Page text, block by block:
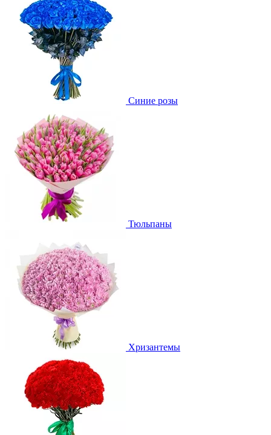
Синие розы
Тюльпаны
Хризантемы